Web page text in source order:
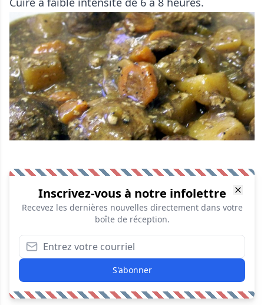
Inscrivez-vous à notre infolettre
Recevez les dernières nouvelles directement dans votre
boîte de réception.
S'abonner